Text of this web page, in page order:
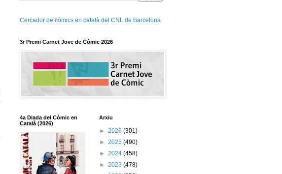
Cercador de còmics en català del CNL de Barcelona
3r Premi Carnet Jove de Còmic 2026
4a Diada del Còmic en
Català (2026)
Arxiu
► 2026 (301)
► 2025 (490)
► 2024 (458)
► 2023 (478)